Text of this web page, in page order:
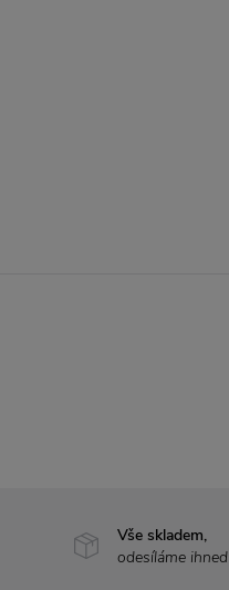
Vše skladem,
odesíláme ihned